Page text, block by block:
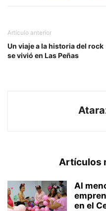
Artículo anterior
Un viaje a la historia del rock
se vivió en Las Peñas
Artículos
Al
en el